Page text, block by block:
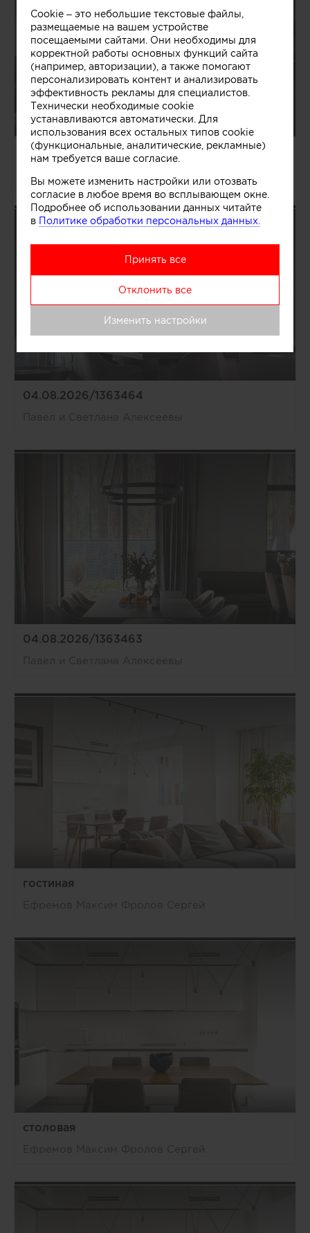
04.08.2026/1363465
04.08.2026/1363464
04.08.2026/1363463
гостиная
столовая
Cookie – это небольшие текстовые файлы,
размещаемые на вашем устройстве
посещаемыми сайтами. Они необходимы для
корректной работы основных функций сайта
(например, авторизации), а также помогают
персонализировать контент и анализировать
эффективность рекламы для специалистов.
Технически необходимые cookie
устанавливаются автоматически. Для
использования всех остальных типов cookie
(функциональные, аналитические, рекламные)
нам требуется ваше согласие.
Вы можете изменить настройки или отозвать
согласие в любое время во всплывающем окне.
Подробнее об использовании данных читайте
в Политике обработки персональных данных.
Принять все
Отклонить все
Изменить настройки